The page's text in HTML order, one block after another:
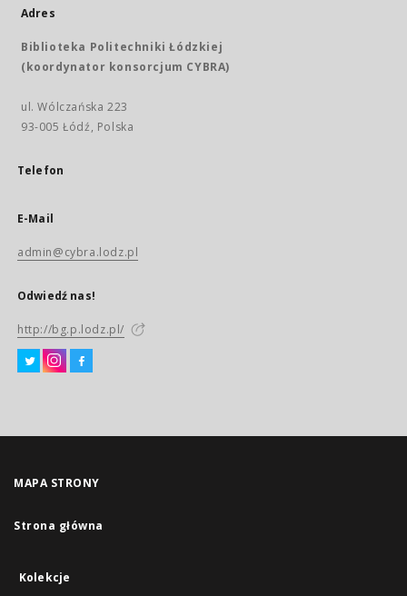
Adres
Biblioteka Politechniki Łódzkiej
(koordynator konsorcjum CYBRA)
ul. Wólczańska 223
93-005 Łódź, Polska
Telefon
E-Mail
admin@cybra.lodz.pl
Odwiedź nas!
http://bg.p.lodz.pl/
MAPA STRONY
Strona główna
Kolekcje